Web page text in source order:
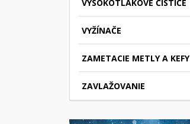
VYSOKOTLAKOVÉ ČISTIČE
VYŽÍNAČE
ZAMETACIE METLY A KEFY
ZAVLAŽOVANIE